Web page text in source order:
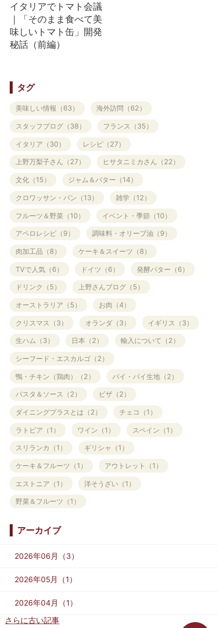
イタリアでトマト会議
｜「そのまま食べて美
味しいトマト缶」開発
秘話（前編）
タグ
美味しい情報（63） 海外訪問（62）
スタッフブログ（38） フランス（35）
イタリア（30） レシピ（27）
上野万梨子さん（27） ヒサタニミカさん（22）
文化（15） ジャム＆バター（14）
クロワッサン・パン（13） 雑学（12）
フルーツ＆野菜（10） イベント・季節（10）
アペロレシピ（9） 調味料・オリーブ油（9）
肉加工品（8） ケーキ＆スイーツ（8）
TVで人気（6） ドイツ（6） 発酵バター（6）
ドリンク（5） 上野さんブログ（5）
オーストラリア（5） お肉（4）
クリスマス（3） オランダ（3） イギリス（3）
生ハム（3） 日本（2） 輸入について（2）
シーフード・エスカルゴ（2）
鴨・チキン（鶏肉）（2） パイ・パイ生地（2）
パスタ＆ソース（2） ピザ（2）
ダイニングプラスとは（2） チェコ（1）
ラトビア（1） ワイン（1） スペイン（1）
スリランカ（1） ギリシャ（1）
ケーキ＆フルーツ（1） アウトレット（1）
エストニア（1） 洋そうざい（1）
野菜＆フルーツ（1）
アーカイブ
2026年06月（3）
2026年05月（1）
2026年04月（1）
さらに古い記事